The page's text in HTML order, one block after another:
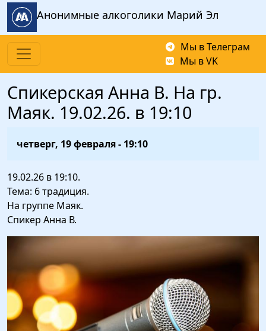
Перейти к основному содержанию
Анонимные алкоголики Марий Эл
Мы в Телеграм
Мы в VK
Спикерская Анна В. На гр.
Маяк. 19.02.26. в 19:10
четверг, 19 февраля - 19:10
19.02.26 в 19:10.
Тема: 6 традиция.
На группе Маяк.
Спикер Анна В.